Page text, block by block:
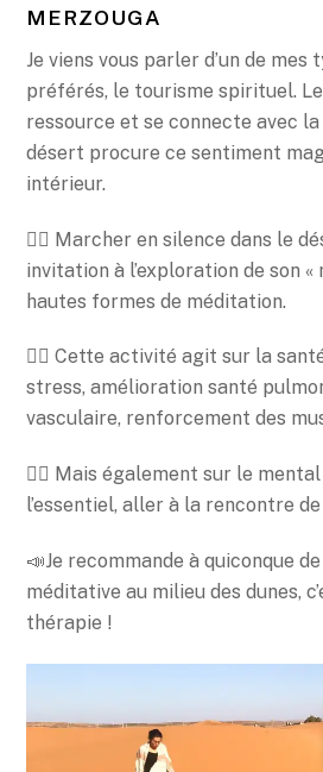
MERZOUGA
Je viens vous parler d’un de mes
préférés, le tourisme spirituel. Le
ressource et se connecte avec
désert procure ce sentiment
intérieur.
🚶‍♀️ Marcher en silence dans le
invitation à l’exploration de son «
hautes formes de méditation.
👨‍⚕️ Cette activité agit sur la
stress, amélioration santé
vasculaire, renforcement des
🧘‍♀️ Mais également sur le
l’essentiel, aller à la rencontre
📣Je recommande à quiconque
méditative au milieu des dunes,
thérapie !